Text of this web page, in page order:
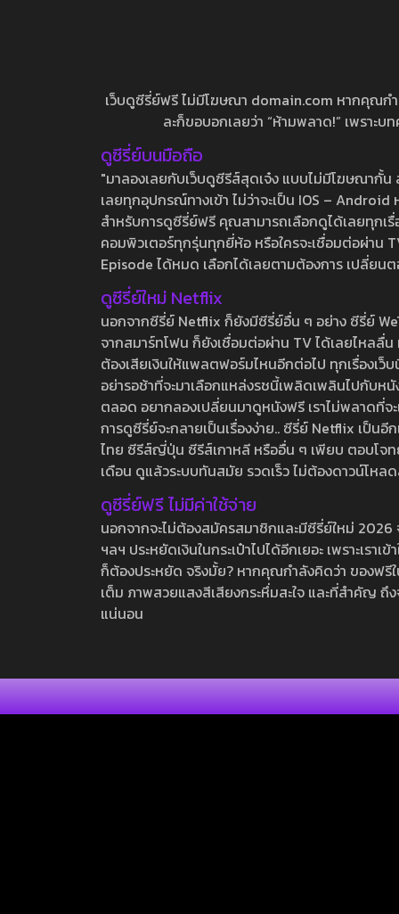
เว็บดูซีรี่ย์ฟรี ไม่มีโฆษณา domain.com หากคุณก
ละก็ขอบอกเลยว่า “ห้ามพลาด!” เพราะ
ดูซีรี่ย์บนมือถือ
"มาลองเลยกับเว็บดูซีรีส์สุดเจ๋ง แบบไม่มีโฆษณากั้
เลยทุกอุปกรณ์ทางเข้า ไม่ว่าจะเป็น IOS –
สำหรับการดูซีรี่ย์ฟรี คุณสามารถเลือกดูได้เลยทุกเ
คอมพิวเตอร์ทุกรุ่นทุกยี่ห้อ หรือใครจะเชื่อมต่อผ่าน
Episode ได้หมด เลือกได้เลยตามต้องการ เปลี่ยน
ดูซีรี่ย์ใหม่ Netflix
นอกจากซีรี่ย์ Netflix ก็ยังมีซีรี่ย์อื่น ๆ อย่าง ซีรี่ย์
จากสมาร์ทโฟน ก็ยังเชื่อมต่อผ่าน TV ได้เลยไหลลื่
ต้องเสียเงินให้แพลตฟอร์มไหนอีกต่อไป ทุกเรื่องเว็
อย่ารอช้าที่จะมาเลือกแหล่งรชนี้เพลิดเพลินไปกับห
ตลอด อยากลองเปลี่ยนมาดูหนังฟรี เราไม่พลาดที่
การดูซีรี่ย์จะกลายเป็นเรื่องง่าย.. ซีรี่ย์ Netflix เป็น
ไทย ซีรีส์ญี่ปุ่น ซีรีส์เกาหลี หรืออื่น ๆ เพียบ ตอบโจท
เดือน ดูแล้วระบบทันสมัย รวดเร็ว ไม่ต้องดาวน์โห
ดูซีรี่ย์ฟรี ไม่มีค่าใช้จ่าย
นอกจากจะไม่ต้องสมัครสมาชิกและมีซีรี่ย์ใหม่
ฯลฯ ประหยัดเงินในกระเป๋าไปได้อีกเยอะ เพราะเร
ก็ต้องประหยัด จริงมั้ย? หากคุณกำลังคิดว่า ของฟ
เต็ม ภาพสวยแสงสีเสียงกระหึ่มสะใจ และที่สำคัญ
แน่นอน